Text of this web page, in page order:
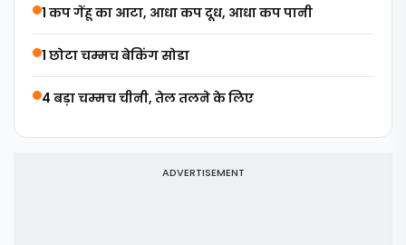
1 कप गेंहू का आटा, आधा कप दूध, आधा कप पानी
1 छोटा चम्मच बेकिंग सोडा
4 बड़ा चम्मच चीनी, तेल तलने के लिए
ADVERTISEMENT